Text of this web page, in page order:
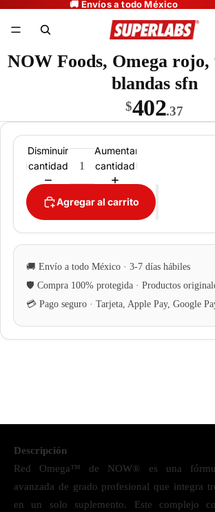
NOW Foods, Omega rojo,
blandas sfn
$402.37
Disminuir
cantidad
Aumentar
cantidad
Agregar al carrito
Descripción
Red Omega™ de NOW® es una
avanzada de grado profesional que integra
en un solo suplemento. Este complejo